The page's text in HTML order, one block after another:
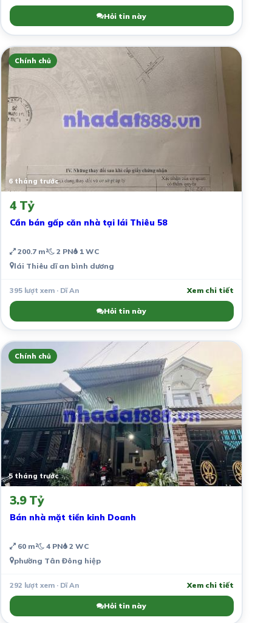
Hỏi tin này
Chính chủ
6 tháng trước
4 Tỷ
Cần bán gấp căn nhà tại lái Thiêu 58
200.7 m² 2 PN 1 WC
lái Thiêu dĩ an bình dương
395 lượt xem · Dĩ An Xem chi tiết
Hỏi tin này
Chính chủ
5 tháng trước
3.9 Tỷ
Bán nhà mặt tiền kinh Doanh
60 m² 4 PN 2 WC
phường Tân Đông hiệp
292 lượt xem · Dĩ An Xem chi tiết
Hỏi tin này